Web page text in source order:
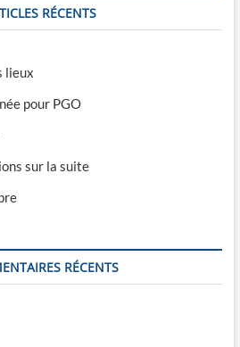
RÉCENTS
lieux
pour PGO
sur la suite
RÉCENTS